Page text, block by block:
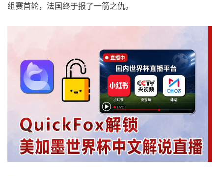
组赛首轮，法国终于报了一箭之仇。